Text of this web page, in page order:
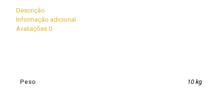
Descrição
Informação adicional
Avaliações 0
Peso 10 kg